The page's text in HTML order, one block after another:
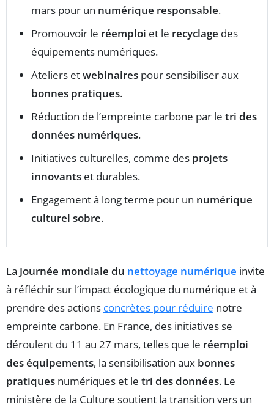
mars pour un numérique responsable.
Promouvoir le réemploi et le recyclage des
équipements numériques.
Ateliers etwebinaires pour sensibiliser aux
bonnes pratiques.
Réduction de l’empreinte carbone par le tri des
données numériques.
Initiatives culturelles, comme des projets
innovants et durables.
Engagement à long terme pour un numérique
culturel sobre.
La Journée mondiale du nettoyage numérique invite
à réfléchir sur l’impact écologique du numérique et à
prendre des actions concrètes pour réduire notre
empreinte carbone. En France, des initiatives se
déroulent du 11 au 27 mars, telles que le réemploi
des équipements, la sensibilisation aux bonnes
pratiques numériques et le tri des données. Le
ministère de la Culture soutient la transition vers un